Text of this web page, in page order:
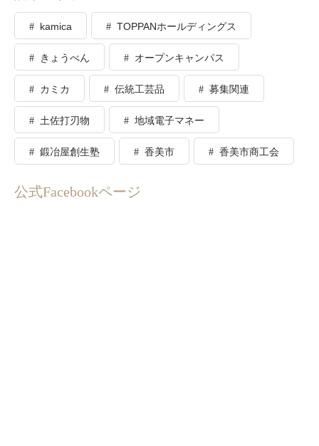
kamica TOPPANホールディングス
きょうべん オープンキャンパス
カミカ 伝統工芸品 募集関連
土佐打刃物 地域電子マネー
鍛冶屋創生塾 香美市 香美市商工会
公式Facebookページ